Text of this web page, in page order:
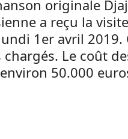
originale
a reçu la
1er avril 2019.
Le coût
50.000